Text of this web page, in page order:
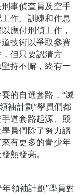
事偵查員及空手
作、訓練和作息
應付刑偵工作，
技術以爭取參賽
但只要認清方
持不懈，終有一
的自選套路，“滅
袖計劃”學員們都
道套路起源、競
員們除了努力讀
有更多的青少年
熱發亮。
領袖計劃”學員對